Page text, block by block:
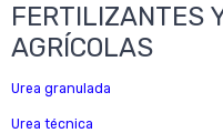
FERTILIZANTES
AGRÍCOLAS
Urea granulada
Urea técnica